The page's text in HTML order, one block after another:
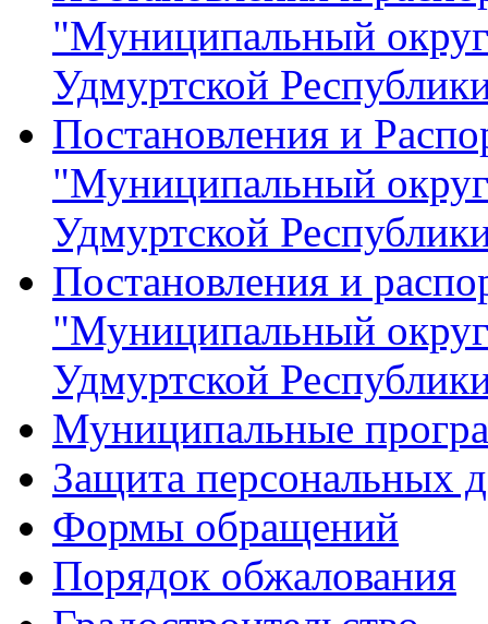
"Муниципальный
Удмуртской
Постановления и
"Муниципальный
Удмуртской
Постановления и
"Муниципальный
Удмуртской
Муниципальные
Защита персональных
Формы обращений
Порядок обжалования